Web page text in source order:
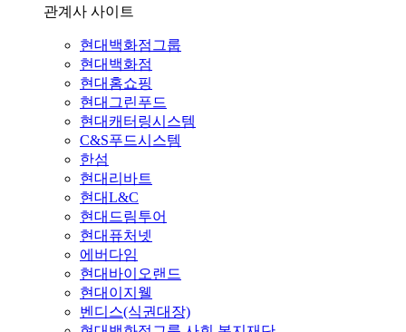
관계사 사이트
현대백화점그룹
현대백화점
현대홈쇼핑
현대그린푸드
현대캐터링시스템
C&S푸드시스템
한섬
현대리바트
현대L&C
현대드림투어
현대퓨처넷
에버다임
현대바이오랜드
현대이지웰
벤디스(식권대장)